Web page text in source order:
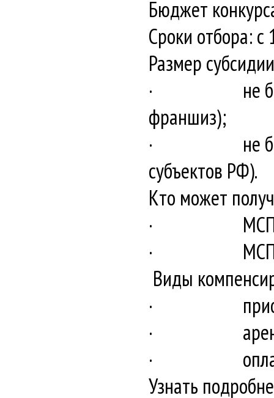
Бюджет
Сроки отбора:
Размер
· не более
франшиз);
· не более
субъектов РФ).
Кто может
· МСП,
· МСП,
Виды
·
·
· оплата
Узнать